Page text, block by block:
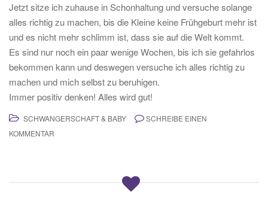
Jetzt sitze ich zuhause in Schonhaltung und versuche solange
alles richtig zu machen, bis die Kleine keine Frühgeburt mehr ist
und es nicht mehr schlimm ist, dass sie auf die Welt kommt.
Es sind nur noch ein paar wenige Wochen, bis ich sie gefahrlos
bekommen kann und deswegen versuche ich alles richtig zu
machen und mich selbst zu beruhigen.
Immer positiv denken! Alles wird gut!
SCHWANGERSCHAFT & BABY
SCHREIBE EINEN
KOMMENTAR